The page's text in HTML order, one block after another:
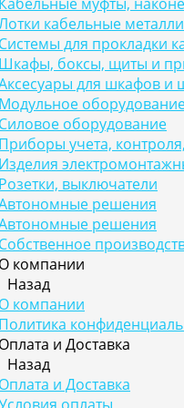
кабельные
для прокладки
боксы, щиты и
для шкафов и
оборудование
учета,
выключатели
решения
решения
компании
Назад
компании
и Доставка
Назад
и Доставка